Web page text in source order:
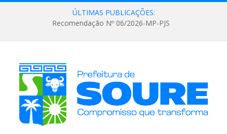
ÚLTIMAS PUBLICAÇÕES:
Recomendação Nº 06/2026-MP-PJS